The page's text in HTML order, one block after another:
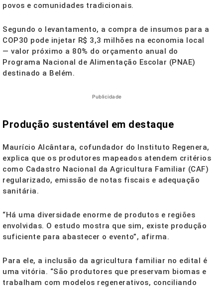
povos e comunidades tradicionais.
Segundo o levantamento, a compra de insumos para a
COP30 pode injetar R$ 3,3 milhões na economia local
— valor próximo a 80% do orçamento anual do
Programa Nacional de Alimentação Escolar (PNAE)
destinado a Belém.
Publicidade
Produção sustentável em destaque
Maurício Alcântara, cofundador do Instituto Regenera,
explica que os produtores mapeados atendem critérios
como Cadastro Nacional da Agricultura Familiar (CAF)
regularizado, emissão de notas fiscais e adequação
sanitária.
“Há uma diversidade enorme de produtos e regiões
envolvidas. O estudo mostra que sim, existe produção
suficiente para abastecer o evento”, afirma.
Para ele, a inclusão da agricultura familiar no edital é
uma vitória. “São produtores que preservam biomas e
trabalham com modelos regenerativos, conciliando